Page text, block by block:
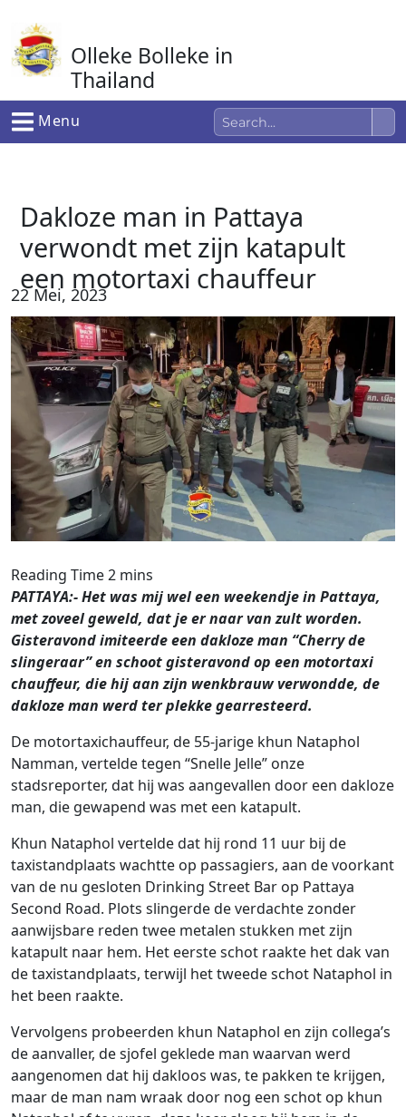
naar
de
inhoud
Olleke Bolleke in
Thailand
In Thailand
Menu
Dakloze man in Pattaya
verwondt met zijn katapult
een motortaxi chauffeur
22 Mei, 2023
PATTAYA:- Het was mij wel een weekendje in Pattaya,
met zoveel geweld, dat je er naar van zult worden.
Gisteravond imiteerde een dakloze man “Cherry de
slingeraar” en schoot gisteravond op een motortaxi
chauffeur, die hij aan zijn wenkbrauw verwondde, de
dakloze man werd ter plekke gearresteerd.
De motortaxichauffeur, de 55-jarige khun Nataphol
Namman, vertelde tegen “Snelle Jelle” onze
stadsreporter, dat hij was aangevallen door een dakloze
man, die gewapend was met een katapult.
Khun Nataphol vertelde dat hij rond 11 uur bij de
taxistandplaats wachtte op passagiers, aan de voorkant
van de nu gesloten Drinking Street Bar op Pattaya
Second Road. Plots slingerde de verdachte zonder
aanwijsbare reden twee metalen stukken met zijn
katapult naar hem. Het eerste schot raakte het dak van
de taxistandplaats, terwijl het tweede schot Nataphol in
het been raakte.
Vervolgens probeerden khun Nataphol en zijn collega’s
de aanvaller, de sjofel geklede man waarvan werd
aangenomen dat hij dakloos was, te pakken te krijgen,
maar de man nam wraak door nog een schot op khun